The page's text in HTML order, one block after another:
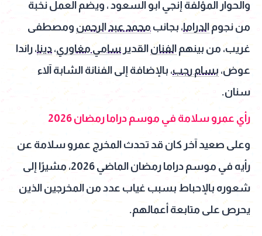
والحوار المؤلفة إنجي أبو السعود ، ويضم العمل نخبة
من نجوم الدراما، بجانب محمد عبد الرحمن ومصطفى
غريب، من بينهم الفنان القدير سامي مغاوري، دينا، راندا
عوض، بسام رجب، بالإضافة إلى الفنانة الشابة آلاء
سنان.
رأي عمرو سلامة في موسم دراما رمضان 2026
وعلى صعيد آخر كان قد تحدث المخرج عمرو سلامة عن
رأيه في موسم دراما رمضان الماضي 2026، مشيرًا إلى
شعوره بالإحباط بسبب غياب عدد من المخرجين الذين
يحرص على متابعة أعمالهم.